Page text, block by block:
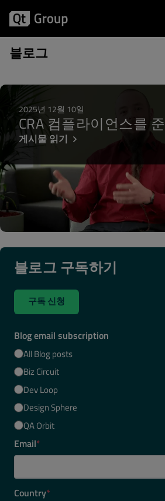
블로그
게시물 카테고리: Qt 5.10
2025년 12월 10일
CRA 컴플라이언스를
게시물 읽기
블로그 구독하기
구독 신청
Blog email subscription
All Blog posts
Biz Circuit
Dev Loop
Design Sphere
QA Orbit
Email*
Country*